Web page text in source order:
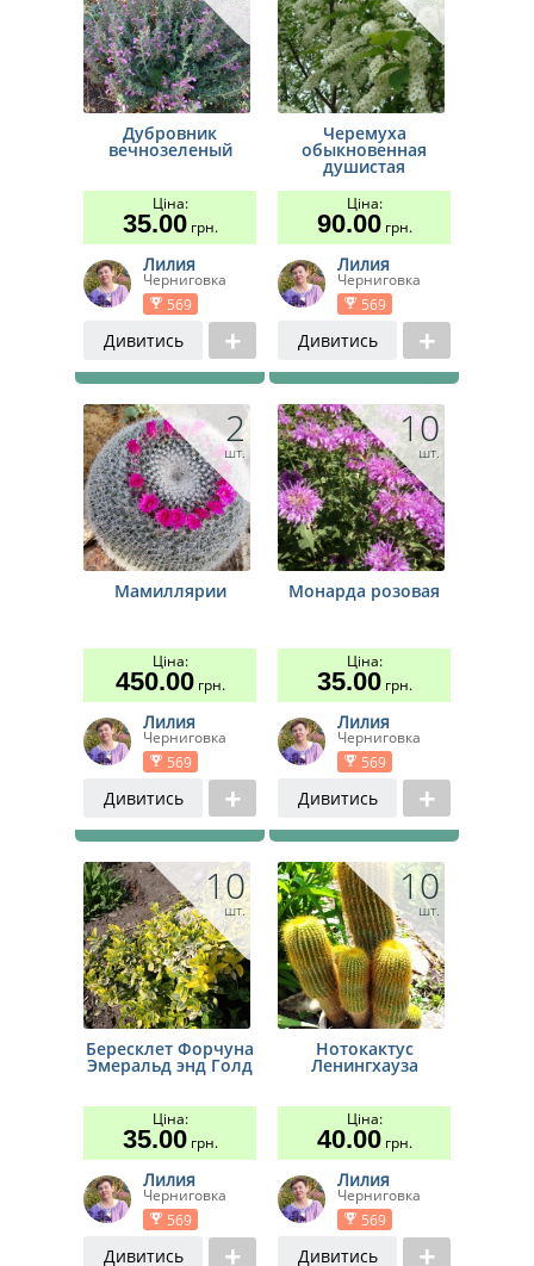
Дубровник
вечнозеленый
Ціна:
35.00грн.
Лилия
Черниговка
569
Дивитись
Черемуха
обыкновенная
душистая
Ціна:
90.00грн.
Лилия
Черниговка
569
Дивитись
2
шт.
Мамиллярии
Ціна:
450.00грн.
Лилия
Черниговка
569
Дивитись
10
шт.
Монарда розовая
Ціна:
35.00грн.
Лилия
Черниговка
569
Дивитись
10
шт.
Бересклет Форчуна
Эмеральд энд Голд
Ціна:
35.00грн.
Лилия
Черниговка
569
Дивитись
10
шт.
Нотокактус
Ленингхауза
Ціна:
40.00грн.
Лилия
Черниговка
569
Дивитись